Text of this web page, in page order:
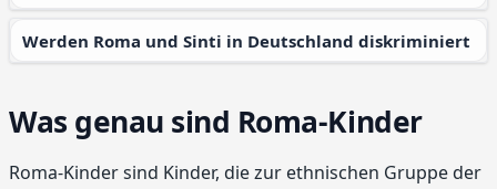
Werden Roma und Sinti in Deutschland diskriminiert
Was genau sind Roma-Kinder
Roma-Kinder sind Kinder, die zur ethnischen Gruppe der